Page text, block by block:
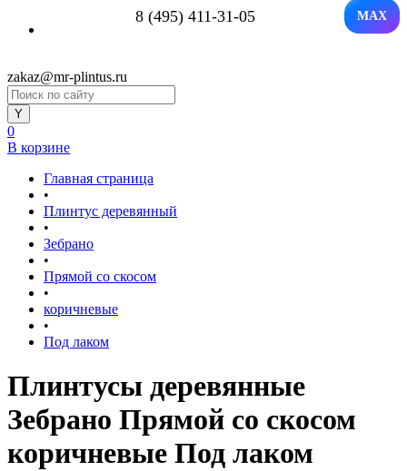
8 (495) 411-31-05 MAX
zakaz@mr-plintus.ru
0
В корзине
Главная страница
•
Плинтус деревянный
•
Зебрано
•
Прямой со скосом
•
коричневые
•
Под лаком
Плинтусы деревянные
Зебрано Прямой со скосом
коричневые Под лаком